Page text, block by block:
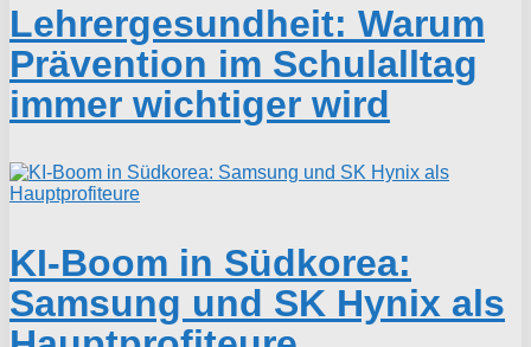
Lehrergesundheit: Warum
Prävention im Schulalltag
immer wichtiger wird
KI-Boom in Südkorea:
Samsung und SK Hynix als